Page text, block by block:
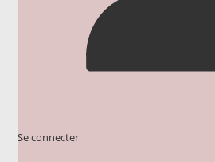
Se connecter